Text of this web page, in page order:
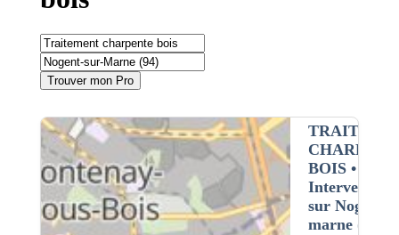
Trouver mon Pro
BOIS•
Intervention
sur Nogent-
marne (94)